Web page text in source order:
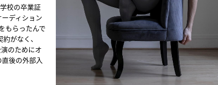
校の卒業証
ディション
もらったんで
がなく、
のためにオ
後の外部入